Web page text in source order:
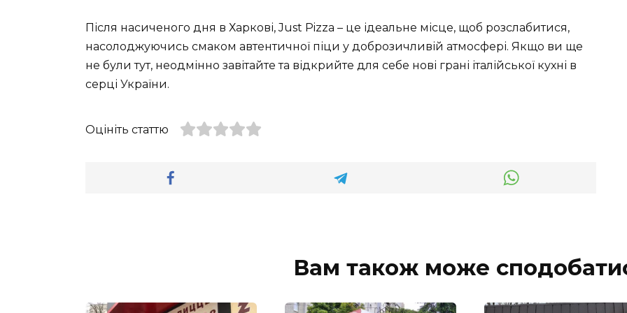
Після насиченого дня в Харкові, Just Pizza – це ідеальне місце, щоб розслабитися,
насолоджуючись смаком автентичної піци у доброзичливій атмосфері. Якщо ви ще
не були тут, неодмінно завітайте та відкрийте для себе нові грані італійської кухні в
серці України.
Оцініть статтю
Вам також може